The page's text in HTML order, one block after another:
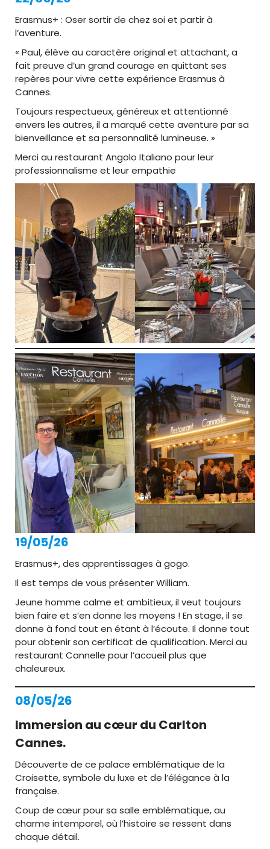
Erasmus+ : Oser sortir de chez soi et partir à
l’aventure.
« Paul, élève au caractère original et attachant, a
fait preuve d’un grand courage en quittant ses
repères pour vivre cette expérience Erasmus à
Cannes.
Toujours respectueux, généreux et attentionné
envers les autres, il a marqué cette aventure par sa
bienveillance et sa personnalité lumineuse. »
Merci au restaurant Angolo Italiano pour leur
professionnalisme et leur empathie
19/05/26
Erasmus+, des apprentissages à gogo.
Il est temps de vous présenter William.
Jeune homme calme et ambitieux, il veut toujours
bien faire et s’en donne les moyens ! En stage, il se
donne à fond tout en étant à l’écoute. Il donne tout
pour obtenir son certificat de qualification. Merci au
restaurant Cannelle pour l’accueil plus que
chaleureux.
08/05/26
Immersion au cœur du Carlton
Cannes.
Découverte de ce palace emblématique de la
Croisette, symbole du luxe et de l’élégance à la
française.
Coup de cœur pour sa salle emblématique, au
charme intemporel, où l’histoire se ressent dans
chaque détail.